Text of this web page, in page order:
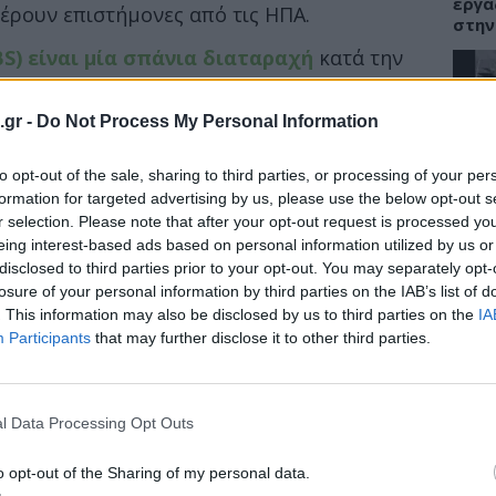
- Do Not Process My Personal Information
opt-out of the sale, sharing to third parties, or processing of your
for targeted advertising by us, please use the below opt-out
selection. Please note that after your opt-out request is processed
interest-based ads based on personal information utilized by us
to third parties prior to your opt-out. You may separately
of your personal information by third parties on the IAB’s list of
This information may also be disclosed by us to third parties on the
Participants that may further disclose it to other third parties.
Data Processing Opt Outs
opt-out of the Sharing of my personal data.
επιστήμονες από τις ΗΠΑ.
είναι μία σπάνια διαταραχή κατά την
ξαφνικά να επιτίθεται στα νεύρα
όπως μουδιάσματα,
που μπορεί να εξελιχθεί σε
θεραπεία οι περισσότεροι ασθενείς